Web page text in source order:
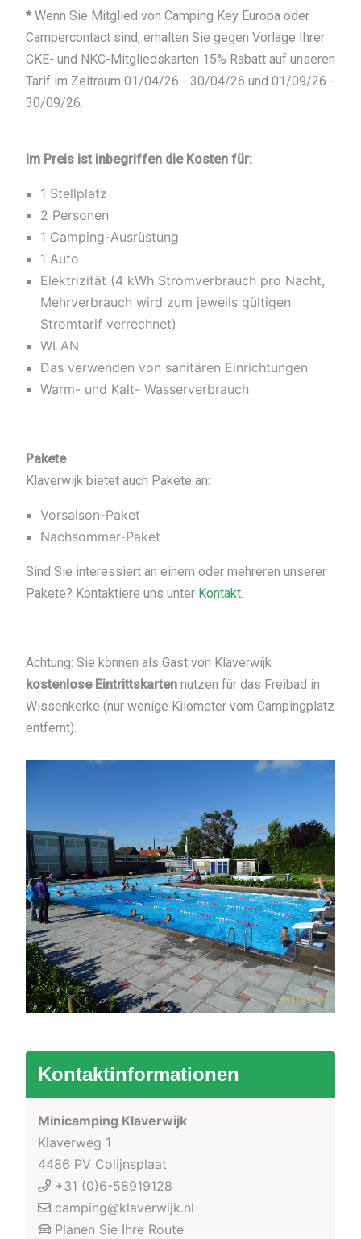
*Wenn Sie Mitglied von Camping Key Europa oder
Campercontact sind, erhalten Sie gegen Vorlage Ihrer
CKE- und NKC-Mitgliedskarten 15% Rabatt auf unseren
Tarif im Zeitraum 01/04/26 - 30/04/26 und 01/09/26 -
30/09/26.
Im Preis ist inbegriffen die Kosten für:
1 Stellplatz
2 Personen
1 Camping-Ausrüstung
1 Auto
Elektrizität (4 kWh Stromverbrauch pro Nacht,
Mehrverbrauch wird zum jeweils gültigen
Stromtarif verrechnet)
WLAN
Das verwenden von sanitären Einrichtungen
Warm- und Kalt- Wasserverbrauch
Pakete
Klaverwijk bietet auch Pakete an:
Vorsaison-Paket
Nachsommer-Paket
Sind Sie interessiert an einem oder mehreren unserer
Pakete? Kontaktiere uns unter Kontakt
Achtung: Sie können als Gast von Klaverwijk
kostenlose Eintrittskarten nutzen für das Freibad in
Wissenkerke (nur wenige Kilometer vom Campingplatz
entfernt).
Kontaktinformationen
Minicamping Klaverwijk
Klaverweg 1
4486 PV Colijnsplaat
+31 (0)6-58919128
camping@klaverwijk.nl
Planen Sie Ihre Route